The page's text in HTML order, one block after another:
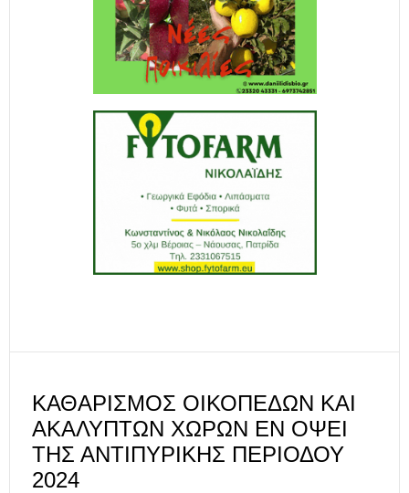
ΚΑΘΑΡΙΣΜΌΣ ΟΙΚΟΠΈΔΩΝ ΚΑΙ
ΑΚΆΛΥΠΤΩΝ ΧΏΡΩΝ ΕΝ ΌΨΕΙ
ΤΗΣ ΑΝΤΙΠΥΡΙΚΉΣ ΠΕΡΙΌΔΟΥ
2024